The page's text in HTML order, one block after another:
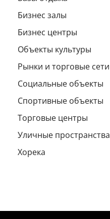
Бизнес залы
Бизнес центры
Объекты культуры
Рынки и торговые сети
Социальные объекты
Спортивные объекты
Торговые центры
Уличные пространства
Хорека